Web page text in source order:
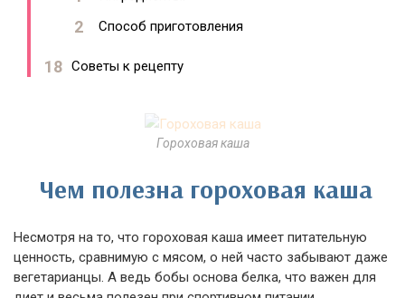
Способ приготовления
Советы к рецепту
Гороховая каша
Чем полезна гороховая каша
Несмотря на то, что гороховая каша имеет питательную
ценность, сравнимую с мясом, о ней часто забывают даже
вегетарианцы. А ведь бобы основа белка, что важен для